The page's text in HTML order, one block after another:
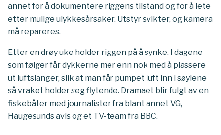
annet for å dokumentere riggens tilstand og for å lete
etter mulige ulykkesårsaker. Utstyr svikter, og kamera
må repareres.
Etter en drøy uke holder riggen på å synke. I dagene
som følger får dykkerne mer enn nok med å plassere
ut luftslanger, slik at man får pumpet luft inn i søylene
så vraket holder seg flytende. Dramaet blir fulgt av en
fiskebåter med journalister fra blant annet VG,
Haugesunds avis og et TV-team fra BBC.